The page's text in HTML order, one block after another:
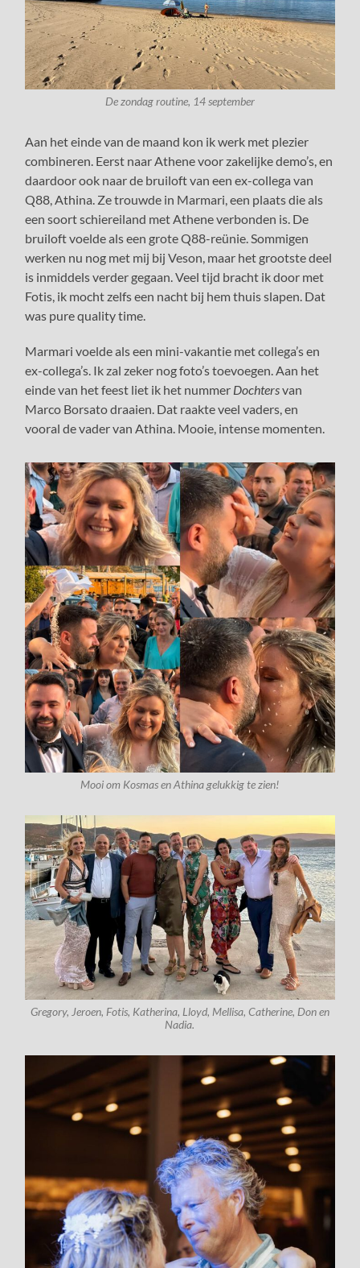
De zondag routine, 14 september
Aan het einde van de maand kon ik werk met plezier
combineren. Eerst naar Athene voor zakelijke demo’s, en
daardoor ook naar de bruiloft van een ex-collega van
Q88, Athina. Ze trouwde in Marmari, een plaats die als
een soort schiereiland met Athene verbonden is. De
bruiloft voelde als een grote Q88-reünie. Sommigen
werken nu nog met mij bij Veson, maar het grootste deel
is inmiddels verder gegaan. Veel tijd bracht ik door met
Fotis, ik mocht zelfs een nacht bij hem thuis slapen. Dat
was pure quality time.
Marmari voelde als een mini-vakantie met collega’s en
ex-collega’s. Ik zal zeker nog foto’s toevoegen. Aan het
einde van het feest liet ik het nummer Dochtersvan
Marco Borsato draaien. Dat raakte veel vaders, en
vooral de vader van Athina. Mooie, intense momenten.
Mooi om Kosmas en Athina gelukkig te zien!
Gregory, Jeroen, Fotis, Katherina, Lloyd, Mellisa, Catherine, Don en
Nadia.